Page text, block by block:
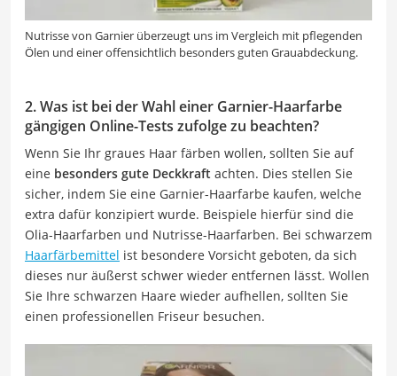
Nutrisse von Garnier überzeugt uns im Vergleich mit pflegenden
Ölen und einer offensichtlich besonders guten Grauabdeckung.
2. Was ist bei der Wahl einer Garnier-Haarfarbe
gängigen Online-Tests zufolge zu beachten?
Wenn Sie Ihr graues Haar färben wollen, sollten Sie auf
eine besonders gute Deckkraft achten. Dies stellen Sie
sicher, indem Sie eine Garnier-Haarfarbe kaufen, welche
extra dafür konzipiert wurde. Beispiele hierfür sind die
Olia-Haarfarben und Nutrisse-Haarfarben. Bei schwarzem
Haarfärbemittel ist besondere Vorsicht geboten, da sich
dieses nur äußerst schwer wieder entfernen lässt. Wollen
Sie Ihre schwarzen Haare wieder aufhellen, sollten Sie
einen professionellen Friseur besuchen.